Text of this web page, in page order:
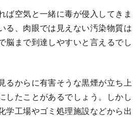
ば空気と一緒に毒が侵入してきま
る、肉眼では見えない汚染物質は
脳まで到達しやすいと言えるでし
るからに有害そうな黒煙が立ち上
したことがあるでしょう。しかし
学工場やゴミ処理施設などから出